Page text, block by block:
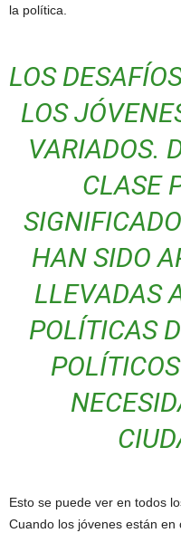
la política.
LOS
LOS
VARIADOS.
CLASE
HAN SIDO
LLEVADAS
POLÍTICAS
Esto se puede ver en todos
Cuando los jóvenes están